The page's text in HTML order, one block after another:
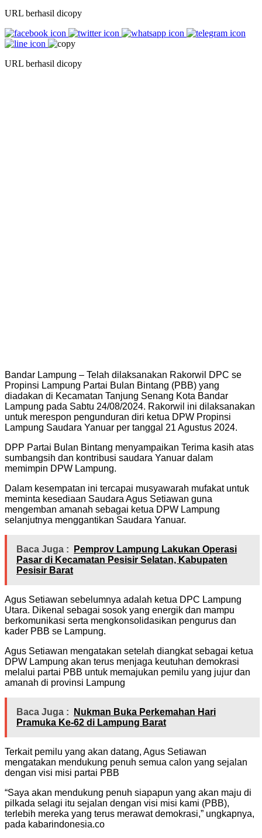
URL berhasil dicopy
URL berhasil dicopy
Bandar Lampung – Telah dilaksanakan Rakorwil DPC se
Propinsi Lampung Partai Bulan Bintang (PBB) yang
diadakan di Kecamatan Tanjung Senang Kota Bandar
Lampung pada Sabtu 24/08/2024. Rakorwil ini dilaksanakan
untuk merespon pengunduran diri ketua DPW Propinsi
Lampung Saudara Yanuar per tanggal 21 Agustus 2024.
DPP Partai Bulan Bintang menyampaikan Terima kasih atas
sumbangsih dan kontribusi saudara Yanuar dalam
memimpin DPW Lampung.
Dalam kesempatan ini tercapai musyawarah mufakat untuk
meminta kesediaan Saudara Agus Setiawan guna
mengemban amanah sebagai ketua DPW Lampung
selanjutnya menggantikan Saudara Yanuar.
Baca Juga :
Pemprov Lampung Lakukan Operasi
Pasar di Kecamatan Pesisir Selatan, Kabupaten
Pesisir Barat
Agus Setiawan sebelumnya adalah ketua DPC Lampung
Utara. Dikenal sebagai sosok yang energik dan mampu
berkomunikasi serta mengkonsolidasikan pengurus dan
kader PBB se Lampung.
Agus Setiawan mengatakan setelah diangkat sebagai ketua
DPW Lampung akan terus menjaga keutuhan demokrasi
melalui partai PBB untuk memajukan pemilu yang jujur dan
amanah di provinsi Lampung
Baca Juga :
Nukman Buka Perkemahan Hari
Pramuka Ke-62 di Lampung Barat
Terkait pemilu yang akan datang, Agus Setiawan
mengatakan mendukung penuh semua calon yang sejalan
dengan visi misi partai PBB
“Saya akan mendukung penuh siapapun yang akan maju di
pilkada selagi itu sejalan dengan visi misi kami (PBB),
terlebih mereka yang terus merawat demokrasi,” ungkapnya,
pada kabarindonesia.co